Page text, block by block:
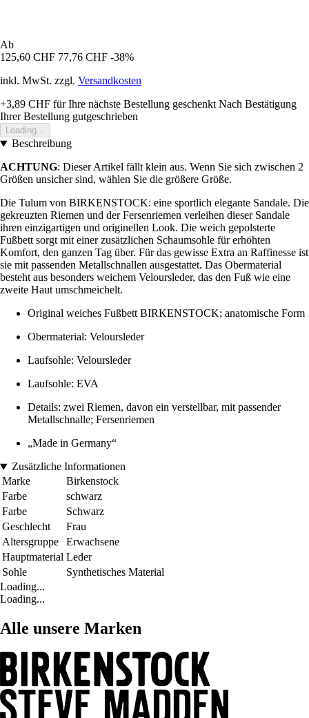
Ab
125,60 CHF 77,76 CHF -38%
inkl. MwSt. zzgl. Versandkosten
+3,89 CHF für Ihre nächste Bestellung geschenkt Nach Bestätigung
Ihrer Bestellung gutgeschrieben
Loading...
Beschreibung
ACHTUNG: Dieser Artikel fällt klein aus. Wenn Sie sich zwischen 2
Größen unsicher sind, wählen Sie die größere Größe.
Die Tulum von BIRKENSTOCK: eine sportlich elegante Sandale. Die
gekreuzten Riemen und der Fersenriemen verleihen dieser Sandale
ihren einzigartigen und originellen Look. Die weich gepolsterte
Fußbett sorgt mit einer zusätzlichen Schaumsohle für erhöhten
Komfort, den ganzen Tag über. Für das gewisse Extra an Raffinesse ist
sie mit passenden Metallschnallen ausgestattet. Das Obermaterial
besteht aus besonders weichem Veloursleder, das den Fuß wie eine
zweite Haut umschmeichelt.
Original weiches Fußbett BIRKENSTOCK; anatomische Form
Obermaterial: Veloursleder
Laufsohle: Veloursleder
Laufsohle: EVA
Details: zwei Riemen, davon ein verstellbar, mit passender
Metallschnalle; Fersenriemen
„Made in Germany“
Zusätzliche Informationen
Marke
Birkenstock
Farbe
schwarz
Farbe
Schwarz
Geschlecht
Frau
Altersgruppe
Erwachsene
Hauptmaterial Leder
Sohle
Synthetisches Material
Loading...
Loading...
Alle unsere Marken